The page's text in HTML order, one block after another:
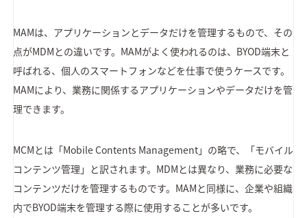
MAMは、アプリケーションとデータだけを管理するもので、その
点がMDMとの違いです。MAMがよく使われるのは、BYOD端末と
呼ばれる、個人のスマートフォンなどを仕事で使うケースです。
MAMにより、業務に関係するアプリケーションやデータだけを管
理できます。
MCMとは「Mobile Contents Management」の略で、「モバイル
コンテンツ管理」と訳されます。MDMとは異なり、業務に必要な
コンテンツだけを管理するものです。MAMと同様に、企業や組織
内でBYOD端末を管理する際に使用することが多いです。